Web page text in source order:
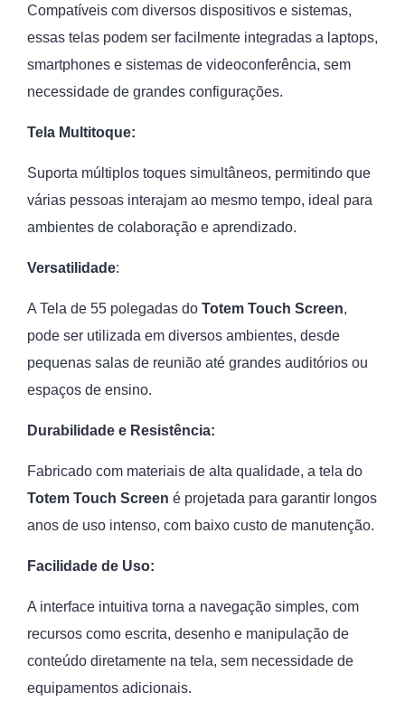
Compatíveis com diversos dispositivos e sistemas,
essas telas podem ser facilmente integradas a laptops,
smartphones e sistemas de videoconferência, sem
necessidade de grandes configurações.
Tela Multitoque:
Suporta múltiplos toques simultâneos, permitindo que
várias pessoas interajam ao mesmo tempo, ideal para
ambientes de colaboração e aprendizado.
Versatilidade:
A Tela de 55 polegadas do Totem Touch Screen,
pode ser utilizada em diversos ambientes, desde
pequenas salas de reunião até grandes auditórios ou
espaços de ensino.
Durabilidade e Resistência:
Fabricado com materiais de alta qualidade, a tela do
Totem Touch Screen é projetada para garantir longos
anos de uso intenso, com baixo custo de manutenção.
Facilidade de Uso:
A interface intuitiva torna a navegação simples, com
recursos como escrita, desenho e manipulação de
conteúdo diretamente na tela, sem necessidade de
equipamentos adicionais.